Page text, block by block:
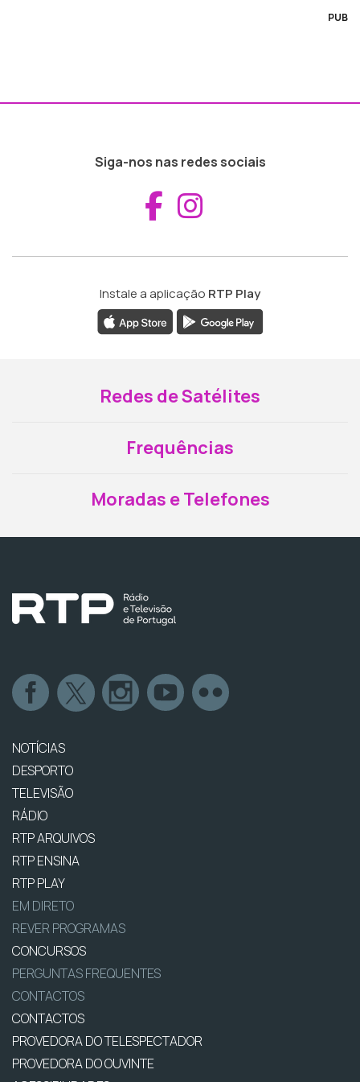
PUB
Siga-nos nas redes sociais
Aceder ao
Instale a aplicação RTP Play
Redes de Satélites
Frequências
Moradas e Telefones
NOTÍCIAS
DESPORTO
TELEVISÃO
RÁDIO
RTP ARQUIVOS
RTP ENSINA
RTP PLAY
EM DIRETO
REVER PROGRAMAS
CONCURSOS
PERGUNTAS FREQUENTES
CONTACTOS
CONTACTOS
PROVEDORA DO TELESPECTADOR
PROVEDORA DO OUVINTE